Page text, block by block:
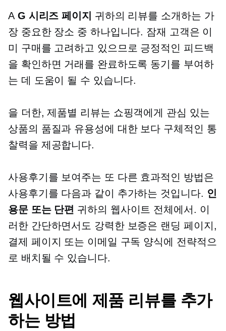
A G 시리즈 페이지 귀하의 리뷰를 소개하는 가
장 중요한 장소 중 하나입니다. 잠재 고객은 이
미 구매를 고려하고 있으므로 긍정적인 피드백
을 확인하면 거래를 완료하도록 동기를 부여하
는 데 도움이 될 수 있습니다.
을 더한,제품별 리뷰는 쇼핑객에게 관심 있는
상품의 품질과 유용성에 대한 보다 구체적인 통
찰력을 제공합니다.
사용후기를 보여주는 또 다른 효과적인 방법은
사용후기를 다음과 같이 추가하는 것입니다. 인
용문 또는 단편 귀하의 웹사이트 전체에서. 이
러한 간단하면서도 강력한 보증은 랜딩 페이지,
결제 페이지 또는 이메일 구독 양식에 전략적으
로 배치될 수 있습니다.
웹사이트에 제품 리뷰를 추가
하는 방법